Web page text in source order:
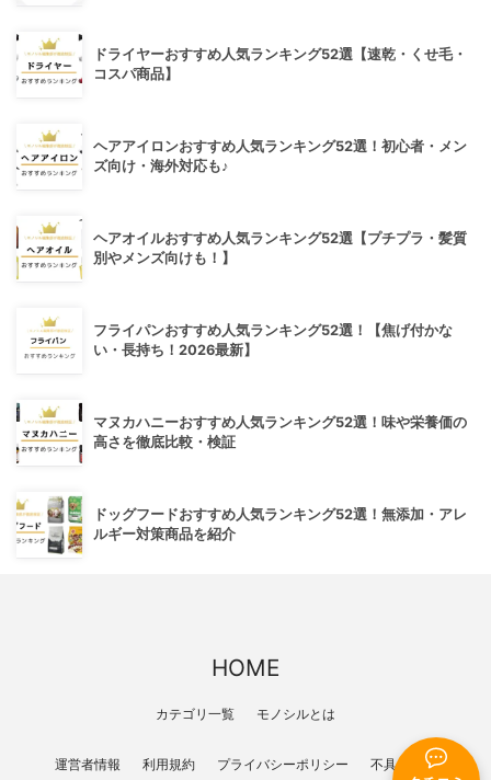
ドライヤーおすすめ人気ランキング52選【速乾・くせ毛・
コスパ商品】
ヘアアイロンおすすめ人気ランキング52選！初心者・メン
ズ向け・海外対応も♪
ヘアオイルおすすめ人気ランキング52選【プチプラ・髪質
別やメンズ向けも！】
フライパンおすすめ人気ランキング52選！【焦げ付かな
い・長持ち！2026最新】
マヌカハニーおすすめ人気ランキング52選！味や栄養価の
高さを徹底比較・検証
ドッグフードおすすめ人気ランキング52選！無添加・アレ
ルギー対策商品を紹介
HOME
カテゴリ一覧 モノシルとは
運営者情報 利用規約 プライバシーポリシー 不具合報告